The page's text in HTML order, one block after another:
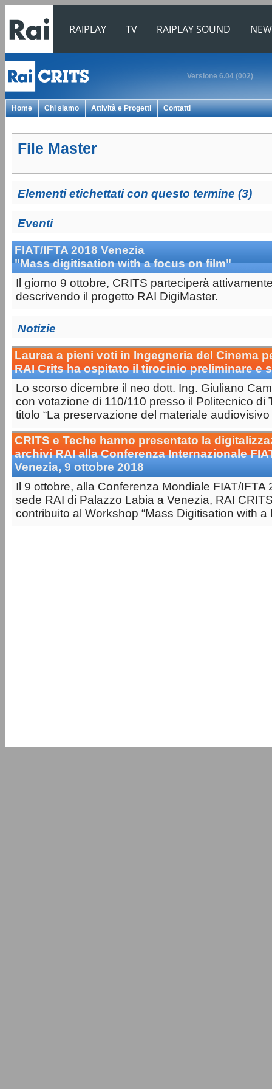
RAIPLAY TV RAIPLAY SOUND
Versione 6.04 (002)
Home Chi siamo Attività e Progetti Contatti
File Master
Elementi etichettati con questo termine (3)
Eventi
FIAT/IFTA 2018 Venezia
"Mass digitisation with a focus on film"
Il giorno 9 ottobre, CRITS parteciperà
descrivendo il progetto RAI DigiMaster.
Notizie
Laurea a pieni voti in Ingegneria del Cinema
RAI Crits ha ospitato il tirocinio preliminare e
Lo scorso dicembre il neo dott. Ing. Giuliano
con votazione di 110/110 presso il Politecnico di
titolo “La preservazione del materiale audiovisivo
CRITS e Teche hanno presentato la
archivi RAI alla Conferenza Internazionale
Venezia, 9 ottobre 2018
Il 9 ottobre, alla Conferenza Mondiale FIAT/IFTA
sede RAI di Palazzo Labia a Venezia, RAI
contribuito al Workshop “Mass Digitisation with a